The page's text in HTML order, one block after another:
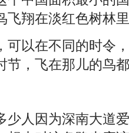
飞翔在淡红色树林
以在不同的时令，
节，飞在那儿的鸟
人因为深南大道爱